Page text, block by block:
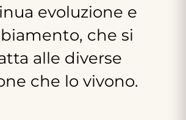
evoluzione e
che si
alle diverse
che lo vivono.